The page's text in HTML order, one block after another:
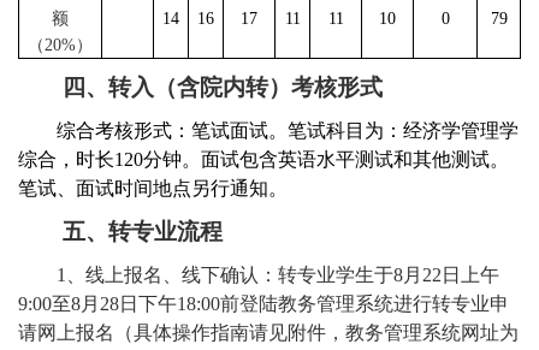
额
（20%）
14 16 17 11 11 10 0 79
四、转入（含院内转）考核形式
综合考核形式：笔试面试。笔试科目为：经济学管理学
综合，时长120分钟。面试包含英语水平测试和其他测试。
笔试、面试时间地点另行通知。
五、转专业流程
1 、线上报名、线下确认：转专业学生于8月 22 日上午
9:00至8月 28日下午18:00前登陆教务管理系统进行转专业申
请网上报名（具体操作指南请见附件，教务管理系统网址为